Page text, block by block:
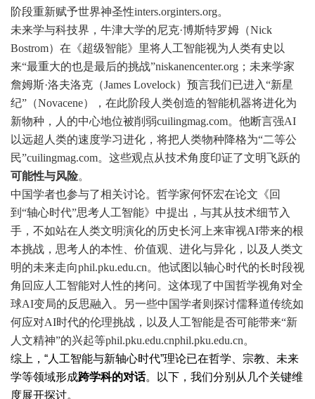
阶段重新赋予世界神圣性inters.orginters.org。
未来学与科技界 ，牛津大学的尼克·博斯特罗姆（Nick
Bostrom）在《超级智能》里将人工智能视为人类有史以
来“最重大的也是最后的挑战”niskanencenter.org ；未来学家
詹姆斯·洛夫洛克（James Lovelock）预言我们已进入“新星
纪”（Novacene），在此阶段人类创造的智能机器将进化为
新物种，人的中心地位被削弱cuilingmag.com。他断言强AI
以远超人类的速度学习进化，将把人类物种降格为“二等公
民”cuilingmag.com。这些观点从技术角度印证了文明飞跃的
可能性与风险。
中国学者也参与了相关讨论。哲学家何怀宏在论文《回
到“轴心时代”思考人工智能》中提出，与其从技术细节入
手，不如站在人类文明演化的历史长河上来审视AI带来的根
本挑战，思考人的本性、价值观、进化与异化，以及人类文
明的未来走向phil.pku.edu.cn。他试图以轴心时代的长时段视
角回应人工智能对人性的拷问。这体现了中国哲学视角对全
球AI变局的反思融入。另一些中国学者则探讨儒释道传统如
何应对AI时代的伦理挑战，以及人工智能是否可能带来“新
人文精神”的兴起等phil.pku.edu.cnphil.pku.edu.cn。
综上，“人工智能与新轴心时代”理论已在哲学、宗教、未来
学等领域形成跨学科的对话。以下，我们分别从几个关键维
度展开探讨。